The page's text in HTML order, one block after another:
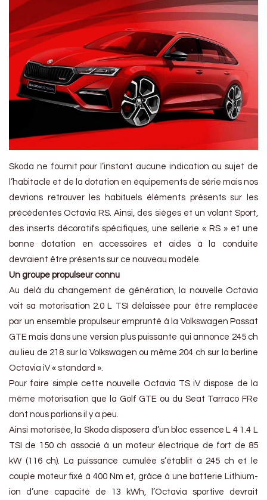
Skoda ne fournit pour l’instant aucune indication au sujet de
l’habitacle et de la dotation en équipements de série mais nos
devrions retrouver les habituels éléments présents sur les
précédentes Octavia RS. Ainsi, des sièges et un volant Sport,
des inserts décoratifs spécifiques, une sellerie « RS » et une
bonne dotation en accessoires et aides à la conduite
devraient être présents sur ce nouveau modèle.
Un groupe propulseur connu
Au delà du changement de génération, la nouvelle Octavia
voit sa motorisation 2.0 L TSI délaissée pour être remplacée
par un ensemble propulseur emprunté à la Volkswagen Passat
GTE mais dans une version plus puissante qui annonce 245 ch
au lieu de 218 sur la Volkswagen ou même 204 ch sur la berline
Octavia iV « standard ».
Pour faire simple cette nouvelle Octavia TS iV dispose de la
même motorisation que la Golf GTE ou du Seat Tarraco FRe
dont nous parlions il y a peu.
Ainsi motorisée, la Skoda disposera d’un bloc essence L 4 1.4 L
TSI de 150 ch associé à un moteur électrique de fort de 85
kW (116 ch). La puissance cumulée s’établit à 245 ch et le
couple moteur fixé à 400 Nm et, grâce à une batterie Lithium-
ion d’une capacité de 13 kWh, l’Octavia sportive devrait